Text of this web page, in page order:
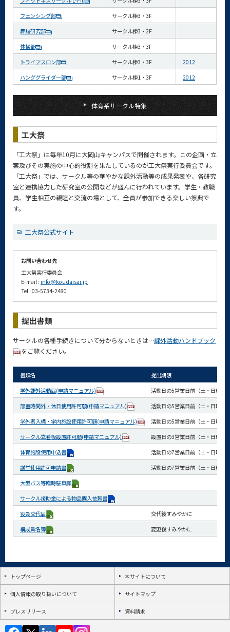
フェンシング部
サークル棟3・3F
舞踏研究部
サークル棟3・2F
体操部
サークル棟3・3F
トライアスロン部
サークル棟3・3F
2012
ハンググライダー部
サークル棟1・3F 2012
体育系サークル特集
工大祭
「工大祭」は毎年10月に大岡山キャンパスで開催されます。この企画・立
案及びその実施の中心的役割を果たしているのが工大祭実行委員会です。
「工大祭」では、サークル等の華やかな課外活動等の成果発表や、各研究
室と連携協力した研究室の公開などが盛んに行われています。学生・教職
員、学生相互の親睦と交流の場として、全員が参加できる楽しい祭典で
す。
工大祭公式サイト
お問い合わせ先
工大祭実行委員会
E-mail : info@koudaisai.jp
Tel : 03-5734-2480
提出書類
サークルの各種手続きについて分からないときは…課外活動ハンドブック
をご覧ください。
書類名
提出期限
学外課外活動届(申請マニュアル)
活動日の5営業日前（土・日曜日
部室時間外・休日使用許可願(申請マニュアル)
活動日の5営業日前（土・日曜日
学外者入構・学内施設使用許可願(申請マニュアル)
活動日の5営業日前（土・日曜日
サークル立看板設置許可願(申請マニュアル)
設置日の3営業日前（土・日曜日
体育施設使用申込書
活動日の7営業日前（土・日曜日
講堂使用許可申請書
活動日の7営業日前（土・日曜日
大型バス等臨時駐車願
サークル援助金による物品購入依頼書
役員交代届
交代後すみやかに
構成員名簿
変更後すみやかに
トップページ 本サイトについて
個人情報の取り扱いについて サイトマップ
プレスリリース 資料請求